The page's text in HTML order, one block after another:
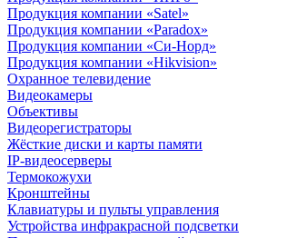
Продукция компании «Satel»
Продукция компании «Paradox»
Продукция компании «Си-Норд»
Продукция компании «Hikvision»
Охранное телевидение
Видеокамеры
Объективы
Видеорегистраторы
Жёсткие диски и карты памяти
IP-видеосерверы
Термокожухи
Кронштейны
Клавиатуры и пульты управления
Устройства инфракрасной подсветки